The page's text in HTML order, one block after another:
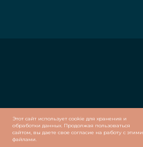
Этот сайт использует cookie для хранения и
обработки данных. Продолжая пользоваться
сайтом, вы даете свое согласие на работу с этими
файлами.